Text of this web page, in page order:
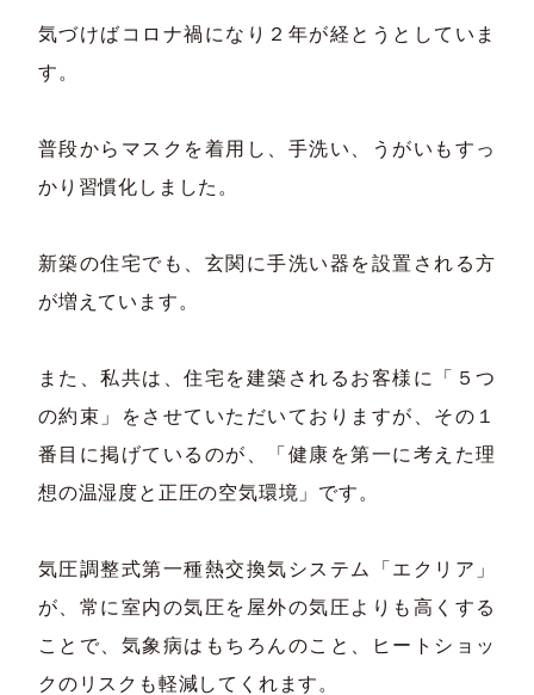
気づけばコロナ禍になり２年が経とうとしていま
す。
普段からマスクを着用し、手洗い、うがいもすっ
かり習慣化しました。
新築の住宅でも、玄関に手洗い器を設置される方
が増えています。
また、私共は、住宅を建築されるお客様に「５つ
の約束」をさせていただいておりますが、その１
番目に掲げているのが、「健康を第一に考えた理
想の温湿度と正圧の空気環境」です。
気圧調整式第一種熱交換気システム「エクリア」
が、常に室内の気圧を屋外の気圧よりも高くする
ことで、気象病はもちろんのこと、ヒートショッ
クのリスクも軽減してくれます。